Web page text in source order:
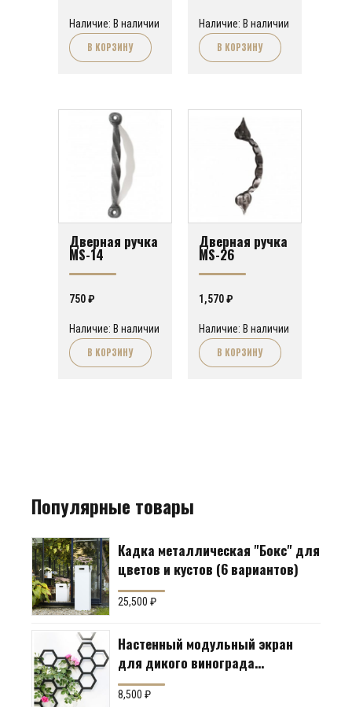
Наличие: В наличии
В КОРЗИНУ
Наличие: В наличии
В КОРЗИНУ
Дверная ручка
MS-14
750₽
Наличие: В наличии
В КОРЗИНУ
Дверная ручка
MS-26
1,570₽
Наличие: В наличии
В КОРЗИНУ
Популярные товары
Кадка металлическая "Бокс" для
цветов и кустов (6 вариантов)
25,500₽
Настенный модульный экран
для дикого винограда
"Коллекция Соты"
8,500₽